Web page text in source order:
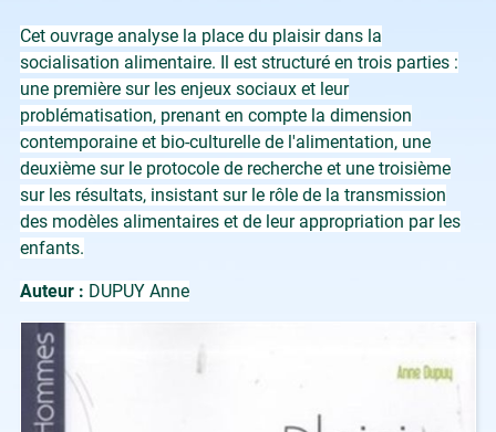
Cet ouvrage analyse la place du plaisir dans la
socialisation alimentaire. Il est structuré en trois parties :
une première sur les enjeux sociaux et leur
problématisation, prenant en compte la dimension
contemporaine et bio-culturelle de l'alimentation, une
deuxième sur le protocole de recherche et une troisième
sur les résultats, insistant sur le rôle de la transmission
des modèles alimentaires et de leur appropriation par les
enfants.
Auteur : DUPUY Anne